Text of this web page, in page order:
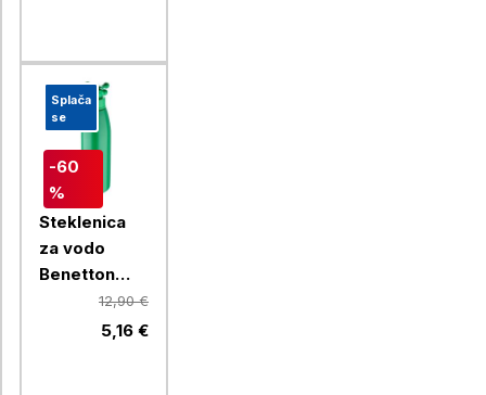
Splača
se
-60
%
Steklenica
za vodo
Benetton
Rainbow 750
ml, zelena
12,90 €
5,16 €